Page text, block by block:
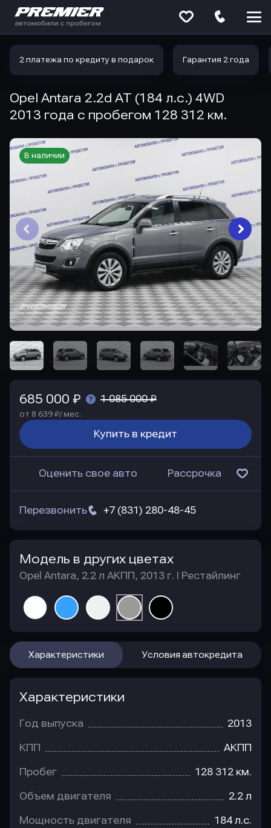
2 платежа по кредиту в подарок Гарантия 2 года
Opel Antara 2.2d AT (184 л.с.) 4WD
2013 года с пробегом 128 312 км.
В наличии
685 000 ₽ 1 085 000 ₽
от 8 639 ₽/ мес.
Купить в кредит
Оценить свое авто Рассрочка
+7 (831) 280-48-45
Перезвонить
Модель в других цветах
Opel Antara, 2.2 л АКПП, 2013 г. I Рестайлинг
Характеристики Условия автокредита
Характеристики
Год выпуска 2013
КПП АКПП
Пробег 128 312 км.
Объем двигателя 2.2 л
Мощность двигателя 184 л.с.